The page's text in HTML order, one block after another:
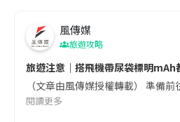
風傳媒
旅遊攻略
旅遊注意｜搭飛機帶尿袋標明
（文章由風傳媒授權轉載） 準備
閱讀更多